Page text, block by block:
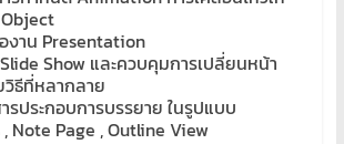
งาน Presentation
Show และควบคุมการเปลี่ยนหน้า
ธีที่หลากลาย
รประกอบการบรรยาย ในรูปแบบ
Note Page , Outline View